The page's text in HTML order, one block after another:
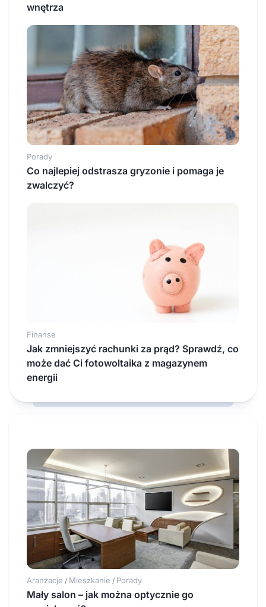
wnętrza
Porady
Co najlepiej odstrasza gryzonie i pomaga je
zwalczyć?
Finanse
Jak zmniejszyć rachunki za prąd? Sprawdź, co
może dać Ci fotowoltaika z magazynem
energii
Aranżacje / Mieszkanie / Porady
Mały salon – jak można optycznie go